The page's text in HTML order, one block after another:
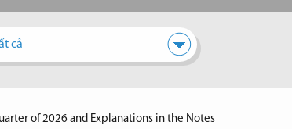
cả
of 2026 and Explanations in the Notes